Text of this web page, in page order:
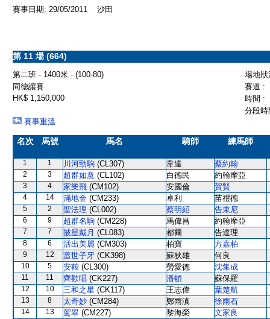
賽事日期: 29/05/2011 沙田
第 11 場 (664)
第二班 - 1400米 - (100-80)
場地
同德讓賽
賽道 :
HK$ 1,150,000
時間 :
分段
賽事重溫
名次 馬號 馬名 騎師 練馬師
1 1 川河勁駒 (CL307) 韋達 蔡約翰
2 3 超群如意 (CL102) 白德民 約翰摩亞
3 4 家樂飛 (CM102) 安國倫 賀賢
4 14 滿地金 (CM233) 卓利 苗禮德
5 2 聖法理 (CL002) 蔡明紹 告東尼
6 9 超群名駒 (CM228) 馬偉昌 約翰摩亞
7 7 披星戴月 (CL083) 都爾 告達理
8 6 活出美麗 (CM303) 柏寶 方嘉柏
9 12 蓋世子牙 (CK398) 蘇狄雄 何良
10 5 安鞍 (CL300) 勞愛德 沈集成
11 11 齊歡唱 (CK227) 潘頓 蘇保羅
12 10 三和之星 (CK117) 王志偉 葉楚航
13 8 太奇妙 (CM284) 鄭雨滇 徐雨石
14 13 駕翠 (CM227) 黎海榮
文家良